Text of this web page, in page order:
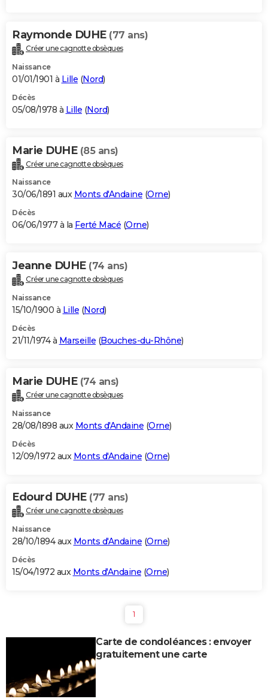
Raymonde DUHE (77 ans)
Créer une cagnotte obsèques
Naissance
01/01/1901 à Lille (Nord)
Décès
05/08/1978 à Lille (Nord)
Marie DUHE (85 ans)
Créer une cagnotte obsèques
Naissance
30/06/1891 aux Monts d'Andaine (Orne)
Décès
06/06/1977 à la Ferté Macé (Orne)
Jeanne DUHE (74 ans)
Créer une cagnotte obsèques
Naissance
15/10/1900 à Lille (Nord)
Décès
21/11/1974 à Marseille (Bouches-du-Rhône)
Marie DUHE (74 ans)
Créer une cagnotte obsèques
Naissance
28/08/1898 aux Monts d'Andaine (Orne)
Décès
12/09/1972 aux Monts d'Andaine (Orne)
Edourd DUHE (77 ans)
Créer une cagnotte obsèques
Naissance
28/10/1894 aux Monts d'Andaine (Orne)
Décès
15/04/1972 aux Monts d'Andaine (Orne)
1
Carte de condoléances : envoyer
gratuitement une carte